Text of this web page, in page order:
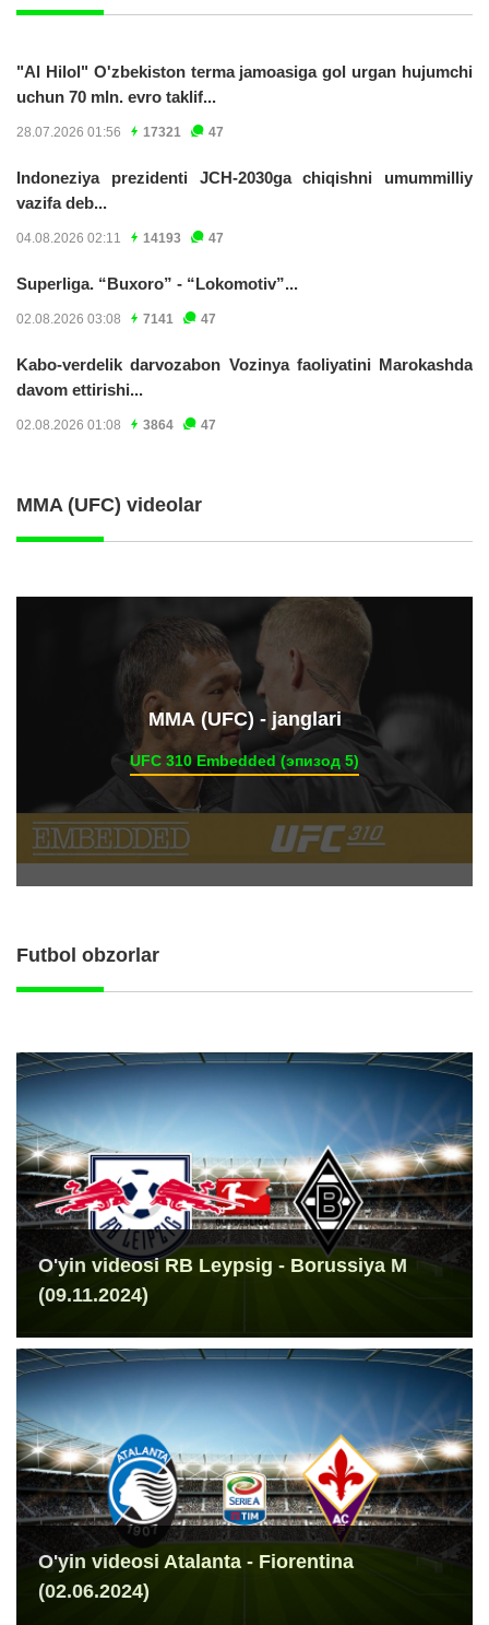
"Al Hilol" O'zbekiston terma jamoasiga gol urgan hujumchi
uchun 70 mln. evro taklif...
28.07.2026 01:56 17321 47
Indoneziya prezidenti JCH-2030ga chiqishni umummilliy
vazifa deb...
04.08.2026 02:11 14193 47
Superliga. “Buxoro” - “Lokomotiv”...
02.08.2026 03:08 7141 47
Kabo-verdelik darvozabon Vozinya faoliyatini Marokashda
davom ettirishi...
02.08.2026 01:08 3864 47
MMA (UFC) videolar
ММА (UFC) - janglari
UFC 310 Embedded (эпизод 5)
Futbol obzorlar
O'yin videosi RB Leypsig - Borussiya M
(09.11.2024)
O'yin videosi Atalanta - Fiorentina
(02.06.2024)